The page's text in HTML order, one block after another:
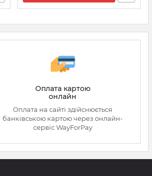
Оплата картою
онлайн
Оплата на сайті здійснюється
банківською картою через онлайн-
сервіс WayForPay